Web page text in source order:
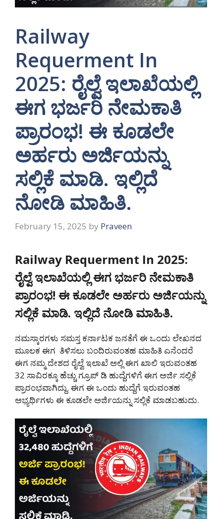
Railway
Requerment In
2025: ರೈಲ್ವೆ ಇಲಾಖೆಯಲ್ಲಿ
ಈಗ ಭರ್ಜರಿ ನೇಮಕಾತಿ
ಪ್ರಾರಂಭ! ಈ ಕೂಡಲೇ
ಅರ್ಹರು ಅರ್ಜಿಯನ್ನು
ಸಲ್ಲಿಕೆ ಮಾಡಿ. ಇಲ್ಲಿದೆ
ನೋಡಿ ಮಾಹಿತಿ.
February 15, 2025 by Praveen
Railway Requerment In 2025:
ರೈಲ್ವೆ ಇಲಾಖೆಯಲ್ಲಿ ಈಗ ಭರ್ಜರಿ ನೇಮಕಾತಿ
ಪ್ರಾರಂಭ! ಈ ಕೂಡಲೇ ಅರ್ಹರು ಅರ್ಜಿಯನ್ನು
ಸಲ್ಲಿಕೆ ಮಾಡಿ. ಇಲ್ಲಿದೆ ನೋಡಿ ಮಾಹಿತಿ.
ನಮಸ್ಕಾರಗಳು ಸಮಸ್ತ ಕರ್ನಾಟಕ ಜನತೆಗೆ ಈ ಒಂದು ಲೇಖನದ
ಮೂಲಕ ಈಗ ತಿಳಿಸಲು ಬಂದಿರುವಂತಹ ಮಾಹಿತಿ ಎನೆಂದರೆ
ಈಗ ನಮ್ಮ ದೇಶದ ರೈಲ್ವೆ ಇಲಾಖೆ ಅಲ್ಲಿ ಈಗ ಖಾಲಿ ಇರುವಂತಹ
32 ಸಾವಿರಕ್ಕೂ ಹೆಚ್ಚು ಗ್ರೂಪ್ ಡಿ ಹುದ್ದೆಗಳಿಗೆ ಈಗ ಅರ್ಜಿ ಸಲ್ಲಿಕೆ
ಪ್ರಾರಂಭವಾಗಿದ್ದು. ಈಗ ಈ ಒಂದು ಹುದ್ದೆಗೆ ಇರುವಂತಹ
ಅಭ್ಯರ್ಥಿಗಳು ಈ ಕೂಡಲೇ ಅರ್ಜಿಯನ್ನು ಸಲ್ಲಿಕೆ ಮಾಡಬಹುದು.